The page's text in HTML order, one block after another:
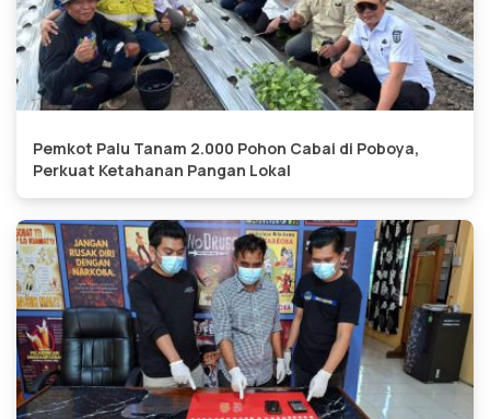
Pemkot Palu Tanam 2.000 Pohon Cabai di Poboya,
Perkuat Ketahanan Pangan Lokal